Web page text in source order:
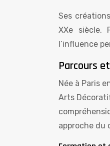
Ses
XXe siècle.
l’influence
Parcours
Née à Paris
Arts
approche du